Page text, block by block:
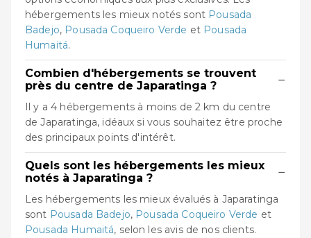
hébergements les mieux notés sont Pousada
Badejo, Pousada Coqueiro Verde et Pousada
Humaitá.
Combien d'hébergements se trouvent
près du centre de Japaratinga ?
−
Il y a 4 hébergements à moins de 2 km du centre
de Japaratinga, idéaux si vous souhaitez être proche
des principaux points d'intérêt.
Quels sont les hébergements les mieux
notés à Japaratinga ?
−
Les hébergements les mieux évalués à Japaratinga
sont Pousada Badejo, Pousada Coqueiro Verde et
Pousada Humaitá, selon les avis de nos clients.